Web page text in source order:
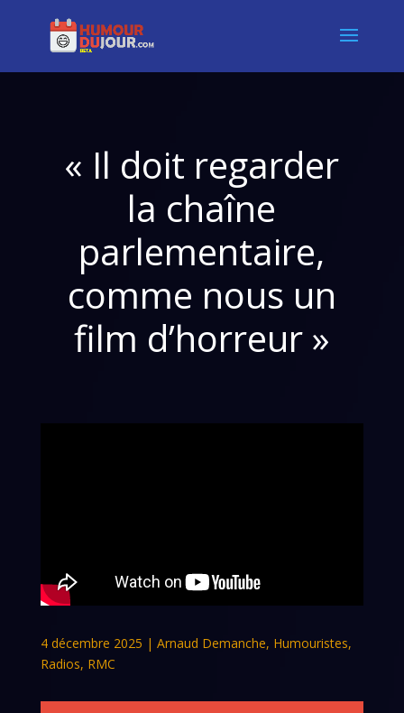
« Il doit regarder
la chaîne
parlementaire,
comme nous un
film d’horreur »
4 décembre 2025 | Arnaud Demanche, Humouristes,
Radios, RMC